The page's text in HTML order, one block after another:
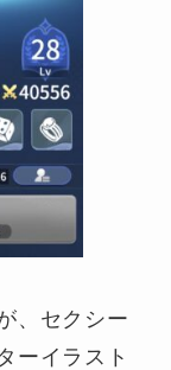
、セクシー
ーイラスト